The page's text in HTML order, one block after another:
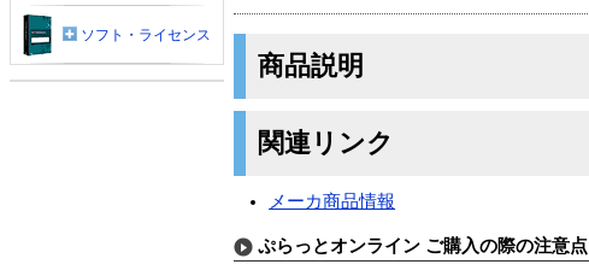
商品説明
関連リンク
メーカ商品情報
ぷらっとオンライン ご購入の際の注意点
ソフト・ライセンス